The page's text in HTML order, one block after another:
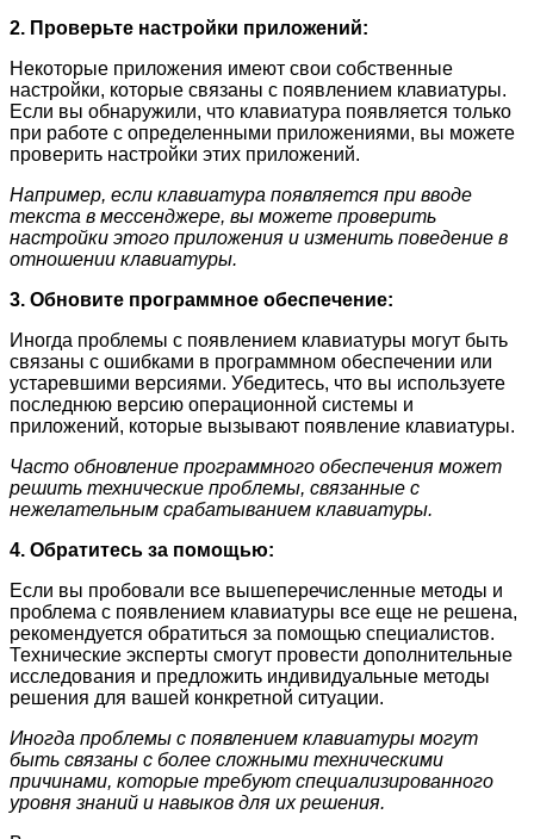
2. Проверьте настройки приложений:
Некоторые приложения имеют свои собственные
настройки, которые связаны с появлением клавиатуры.
Если вы обнаружили, что клавиатура появляется только
при работе с определенными приложениями, вы можете
проверить настройки этих приложений.
Например, если клавиатура появляется при вводе
текста в мессенджере, вы можете проверить
настройки этого приложения и изменить поведение в
отношении клавиатуры.
3. Обновите программное обеспечение:
Иногда проблемы с появлением клавиатуры могут быть
связаны с ошибками в программном обеспечении или
устаревшими версиями. Убедитесь, что вы используете
последнюю версию операционной системы и
приложений, которые вызывают появление клавиатуры.
Часто обновление программного обеспечения может
решить технические проблемы, связанные с
нежелательным срабатыванием клавиатуры.
4. Обратитесь за помощью:
Если вы пробовали все вышеперечисленные методы и
проблема с появлением клавиатуры все еще не решена,
рекомендуется обратиться за помощью специалистов.
Технические эксперты смогут провести дополнительные
исследования и предложить индивидуальные методы
решения для вашей конкретной ситуации.
Иногда проблемы с появлением клавиатуры могут
быть связаны с более сложными техническими
причинами, которые требуют специализированного
уровня знаний и навыков для их решения.